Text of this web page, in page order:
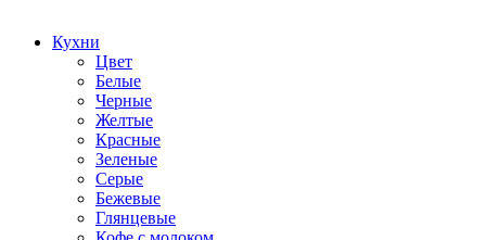
Кухни
Цвет
Белые
Черные
Желтые
Красные
Зеленые
Серые
Бежевые
Глянцевые